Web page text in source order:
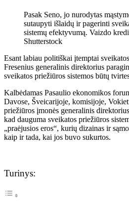
Pasak Seno, jo nurodytas
sutaupyti išlaidų ir pagerinti
sistemų efektyvumą. Vaizdo
Shutterstock
Esant labiau politiškai įtemptai
Fresenius generalinis direktorius
sveikatos priežiūros sistemos būtų
Kalbėdamas Pasaulio ekonomikos
Davose, Šveicarijoje, komisijoje,
priežiūros įmonės generalinis
kad dauguma sveikatos priežiūros
„praėjusios eros“, kurių dizainas ir
kaip ir tada, kai jos buvo sukurtos.
Turinys: